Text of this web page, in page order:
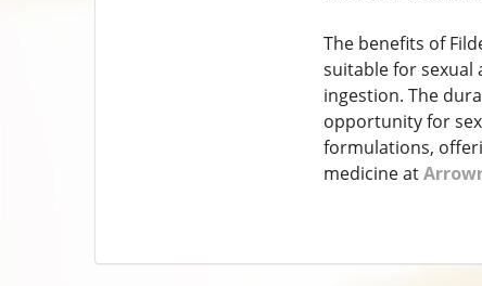
The benefits of
suitable for sexual
ingestion. The
opportunity for
formulations,
medicine at